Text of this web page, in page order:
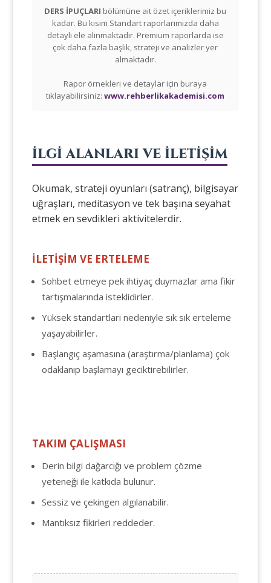
DERS İPUÇLARI bölümüne ait özet içeriklerimiz bu
kadar. Bu kısım Standart raporlarımızda daha
detaylı ele alınmaktadır. Premium raporlarda ise
çok daha fazla başlık, strateji ve analizler yer
almaktadır.
Rapor örnekleri ve detaylar için buraya
tıklayabilirsiniz:www.rehberlikakademisi.com
İLGİ ALANLARI VE İLETİŞİM
Okumak, strateji oyunları (satranç), bilgisayar
uğraşları, meditasyon ve tek başına seyahat
etmek en sevdikleri aktivitelerdir.
İLETİŞİM VE ERTELEME
Sohbet etmeye pek ihtiyaç duymazlar ama fikir
tartışmalarında isteklidirler.
Yüksek standartları nedeniyle sık sık erteleme
yaşayabilirler.
Başlangıç aşamasına (araştırma/planlama) çok
odaklanıp başlamayı geciktirebilirler.
TAKIM ÇALIŞMASI
Derin bilgi dağarcığı ve problem çözme
yeteneği ile katkıda bulunur.
Sessiz ve çekingen algılanabilir.
Mantıksız fikirleri reddeder.